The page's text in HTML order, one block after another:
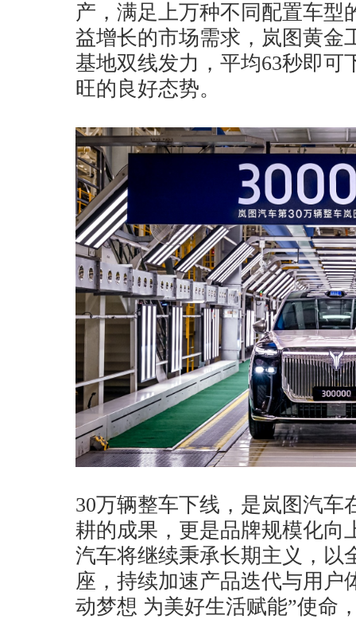
产，满足上万种不同配置车型
益增长的市场需求，岚图黄金
基地双线发力，平均63秒即可
旺的良好态势。
30万辆整车下线，是岚图汽车
耕的成果，更是品牌规模化向
汽车将继续秉承长期主义，以
座，持续加速产品迭代与用户
动梦想 为美好生活赋能”使命